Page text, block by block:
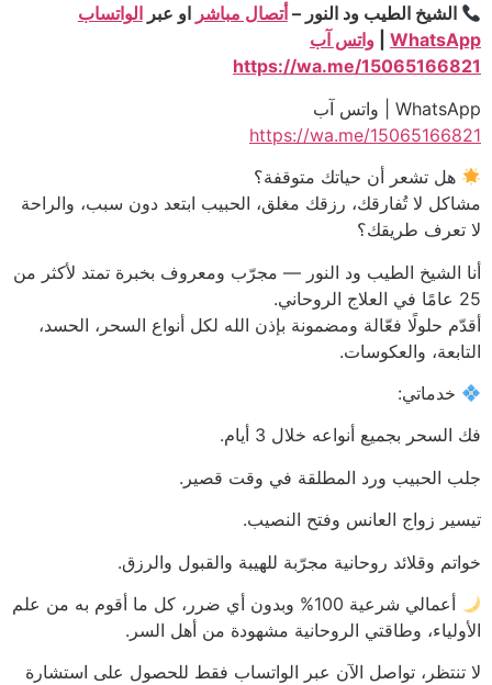
الشيخ الطيب ود النور – أتصال مباشر او عبرالواتساب
WhatsApp
واتس آب
https://wa.me/15065166821
WhatsApp | واتس آب
https://wa.me/15065166821
هل تشعر أن حياتك متوقفة؟
مشاكل لا تُفارقك، رزقك مغلق، الحبيب ابتعد دون سبب، والراحة
لا تعرف طريقك؟
أنا الشيخ الطيب ود النور — مجرّب ومعروف بخبرة تمتد لأكثر من
25 عامًا في العلاج الروحاني.
أقدّم حلولًا فعّالة ومضمونة بإذن الله لكل أنواع السحر، الحسد،
التابعة، والعكوسات.
خدماتي:
فك السحر بجميع أنواعه خلال 3 أيام.
جلب الحبيب ورد المطلقة في وقت قصير.
تيسير زواج العانس وفتح النصيب.
خواتم وقلائد روحانية مجرّبة للهيبة والقبول والرزق.
أعمالي شرعية 100% وبدون أي ضرر، كل ما أقوم به من علم
الأولياء، وطاقتي الروحانية مشهودة من أهل السر.
لا تنتظر، تواصل الآن عبر الواتساب فقط للحصول على استشارة